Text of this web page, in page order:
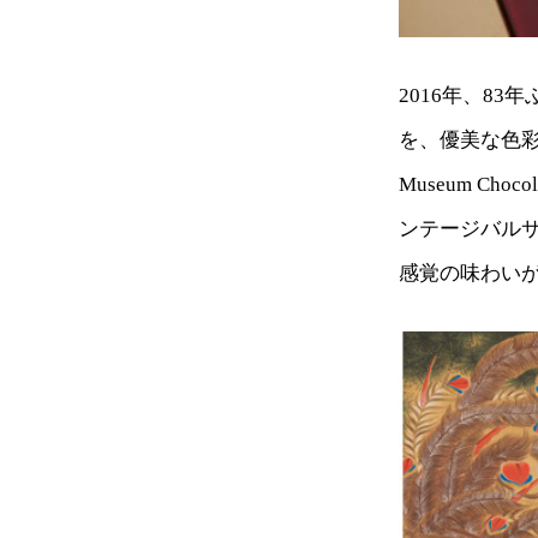
2016年、83年
を、優美な色
Museum
ンテージバル
感覚の味わい